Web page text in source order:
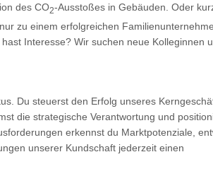
des CO2-Ausstoßes in Gebäuden. Oder
zu einem erfolgreichen
Interesse? Wir suchen neue Kolleginnen
Du steuerst den Erfolg unseres
die strategische Verantwortung und
erkennst du Marktpotenziale,
unserer Kundschaft jederzeit einen